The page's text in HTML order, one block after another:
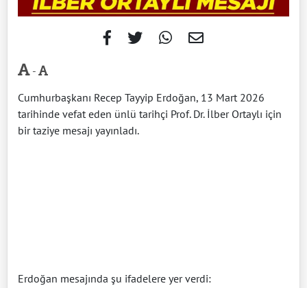
-
Cumhurbaşkanı Recep Tayyip Erdoğan, 13 Mart 2026
tarihinde vefat eden ünlü tarihçi Prof. Dr. İlber Ortaylı için
bir taziye mesajı yayınladı.
Erdoğan mesajında şu ifadelere yer verdi: